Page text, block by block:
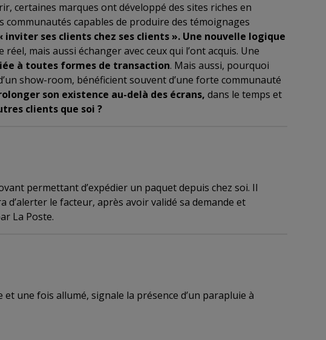
certaines marques ont développé des sites riches en
capables de produire des témoignages
inviter ses clients chez ses clients ». Une nouvelle logique
mais aussi échanger avec ceux qui l’ont acquis. Une
à toutes formes de transaction. Mais aussi, pourquoi
show-room, bénéficient souvent d’une forte communauté
son existence au-delà des écrans, dans le temps et
clients que soi ?
permettant d’expédier un paquet depuis chez soi. Il
le facteur, après avoir validé sa demande et
La Poste.
une fois allumé, signale la présence d’un parapluie à